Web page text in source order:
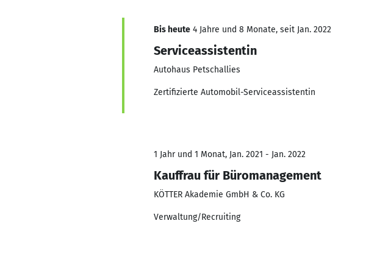
Bis heute 4 Jahre und 8 Monate, seit Jan. 2022
Serviceassistentin
Autohaus Petschallies
Zertifizierte Automobil-Serviceassistentin
1 Jahr und 1 Monat, Jan. 2021 - Jan. 2022
Kauffrau für Büromanagement
KÖTTER Akademie GmbH & Co. KG
Verwaltung/Recruiting